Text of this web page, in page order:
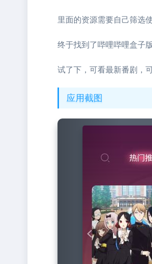
里面的资源需要自己筛选使
终于找到了哔哩哔哩盒子
试了下，可看最新番剧，
应用截图
Previous